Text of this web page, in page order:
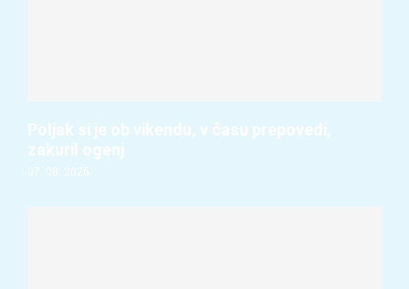
Poljak si je ob vikendu, v času prepovedi,
zakuril ogenj
07. 08. 2026